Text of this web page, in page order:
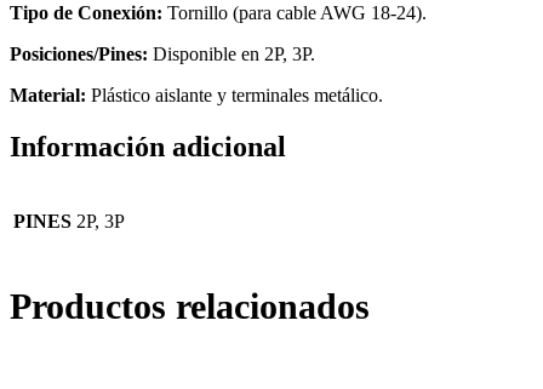
Tipo de Conexión: Tornillo (para cable AWG 18-24).
Posiciones/Pines: Disponible en 2P, 3P.
Material: Plástico aislante y terminales metálico.
Información adicional
PINES 2P, 3P
Productos relacionados